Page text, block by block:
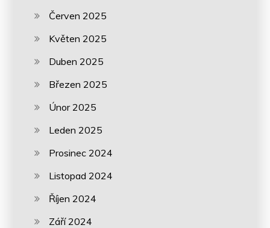
Červen 2025
Květen 2025
Duben 2025
Březen 2025
Únor 2025
Leden 2025
Prosinec 2024
Listopad 2024
Říjen 2024
Září 2024